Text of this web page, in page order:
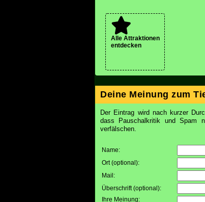
Alle Attraktionen
entdecken
Deine Meinung zum
Der Eintrag wird nach kurzer
dass Pauschalkritik und Spam
verfälschen.
Name:
Ort (optional):
Mail :
Überschrift (optional):
Ihre Meinung: